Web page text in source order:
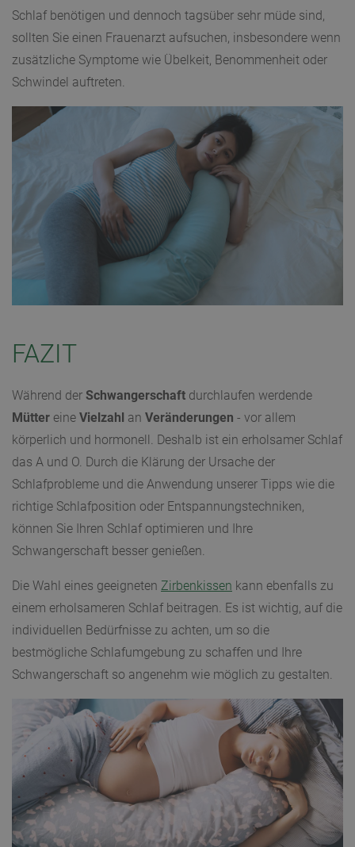
Schlaf benötigen und dennoch tagsüber sehr müde sind,
sollten Sie einen Frauenarzt aufsuchen, insbesondere wenn
zusätzliche Symptome wie Übelkeit, Benommenheit oder
Schwindel auftreten.
FAZIT
Während der Schwangerschaft durchlaufen werdende
Mütter eine Vielzahl an Veränderungen - vor allem
körperlich und hormonell. Deshalb ist ein erholsamer Schlaf
das A und O. Durch die Klärung der Ursache der
Schlafprobleme und die Anwendung unserer Tipps wie die
richtige Schlafposition oder Entspannungstechniken,
können Sie Ihren Schlaf optimieren und Ihre
Schwangerschaft besser genießen.
Die Wahl eines geeigneten Zirbenkissen kann ebenfalls zu
einem erholsameren Schlaf beitragen. Es ist wichtig, auf die
individuellen Bedürfnisse zu achten, um so die
bestmögliche Schlafumgebung zu schaffen und Ihre
Schwangerschaft so angenehm wie möglich zu gestalten.